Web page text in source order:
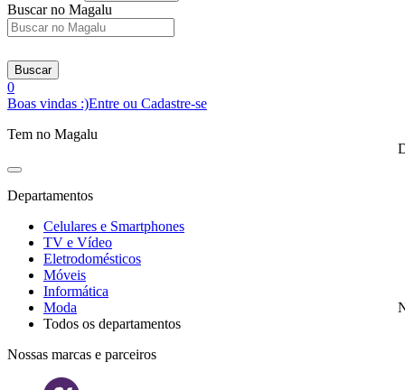
Buscar no Magalu
Buscar
0
Boas vindas :)Entre ou Cadastre-se
Tem no Magalu
Departamentos
Celulares e Smartphones
TV e Vídeo
Eletrodomésticos
Móveis
Informática
Moda
Todos os departamentos
Nossas marcas e parceiros